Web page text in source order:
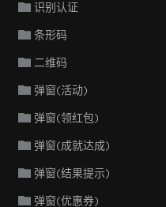
识别认证
条形码
二维码
弹窗(活动)
弹窗(领红包)
弹窗(成就达成)
弹窗(结果提示)
弹窗(优惠券)